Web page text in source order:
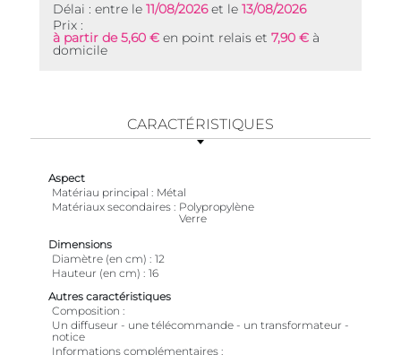
Délai : entre le 11/08/2026et le 13/08/2026
Prix :
à partir de 5,60 € en point relais et 7,90 € à
domicile
CARACTÉRISTIQUES
Aspect
Matériau principal
Métal
Matériaux secondaires
Polypropylène
Verre
Dimensions
Diamètre (en cm)
12
Hauteur (en cm)
16
Autres caractéristiques
Composition
Un diffuseur - une télécommande - un transformateur -
notice
Informations complémentaires